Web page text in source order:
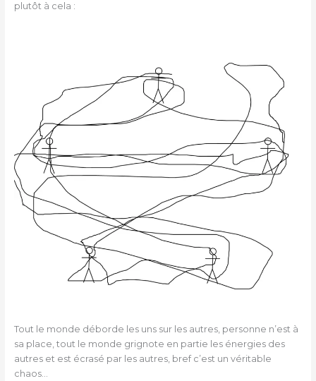
plutôt à cela :
Tout le monde déborde les uns sur les autres, personne n’est à
sa place, tout le monde grignote en partie les énergies des
autres et est écrasé par les autres, bref c’est un véritable
chaos…